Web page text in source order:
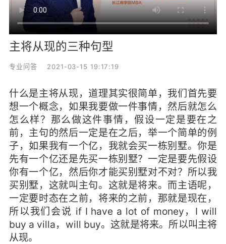
主将从现的三种句型
专业问答 2021-03-15 19:17:19
什么是主将从现，道理其实很简单，我们首先要
想一个概念，如果我要做一件事情，然后就怎么
怎么样？那么做这件事情，假设一定是要在之
前，主句的然后一定是在之后，举一个简单的例
子，如果我有一个亿，我就会买一栋别墅。你是
先有一个亿还是先买一栋别墅？一定是要先假设
你有一个亿，然后你才能买别墅对不对？所以我
买别墅，这就叫主句。这就是将来。而主语呢，
一定要时态在之前，将来的之前，那就是现在，
所以我们会说 if I have a lot of money，I will
buy a villa，will buy。这就是将来。所以叫主将
从现。